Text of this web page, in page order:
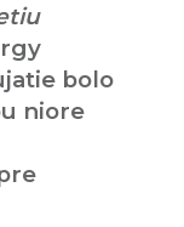
bolo
niore